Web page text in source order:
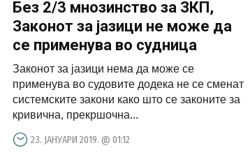
Без 2/3 мнозинство за ЗКП,
Законот за јазици не може да
се применува во судница
Законот за јазици нема да може се
применува во судовите додека не се сменат
системските закони како што се законите за
кривична, прекршочна...
23. ЈАНУАРИ 2019. @ 01:12